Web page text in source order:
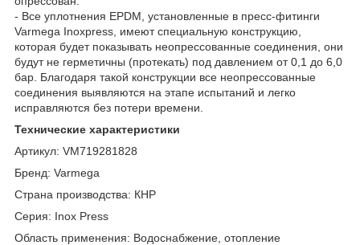
- Все уплотнения EPDM, установленные в пресс-фитинги
Varmega Inoxpress, имеют специальную конструкцию,
которая будет показывать неопрессованные соединения, они
будут не герметичны (протекать) под давлением от 0,1 до 6,0
бар. Благодаря такой конструкции все неопрессованные
соединения выявляются на этапе испытаний и легко
исправляются без потери времени.
Технические характеристики
Артикул: VM719281828
Бренд: Varmega
Страна производства: КНР
Серия: Inox Press
Область применения: Водоснабжение, отопление